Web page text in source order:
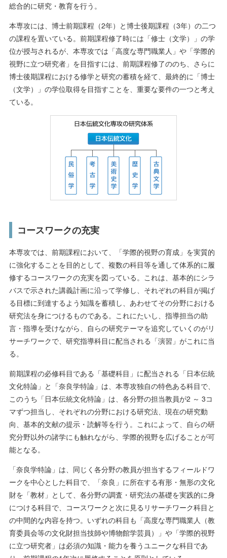
総合的に研究・教育を行う。
本専攻には、博士前期課程（2年）と博士後期課程（3年）の二つ
の課程を置いている。前期課程修了時には「修士（文学）」の学
位が授与されるが、本専攻では「高度な専門職業人」や「学際的
視野に立つ研究者」を目指すには、前期課程修了ののち、さらに
博士後期課程における修学と研究の蓄積を経て、最終的に「博士
（文学）」の学位取得を目指すことを、重要な要件の一つと考え
ている。
コースワークの充実
本専攻では、前期課程において、「学際的視野の育成」を実質的
に強化することを目的として、複数の科目等を通して体系的に履
修するコースワークの充実を図っている。これは、基本的にシラ
バスで示された講義計画に沿って学修し、それぞれの科目が掲げ
る目標に到達するよう知識を蓄積し、あわせてその分野における
研究法を身につけるものである。これにたいし、指導担当の助
言・指導を受けながら、自らの研究テーマを追究していくのがリ
サーチワークで、研究指導科目に配当される「演習」がこれに当
る。
前期課程の必修科目である「基礎科目」に配当される「日本伝統
文化特論」と「奈良学特論」は、本専攻独自の特色ある科目で、
このうち「日本伝統文化特論」は、各分野の担当教員が2 ～ 3コ
マずつ担当し、それぞれの分野における研究法、現在の研究動
向、基本的文献の提示・読解等を行う。これによって、自らの研
究分野以外の諸学にも触れながら、学際的視野を広げることが可
能となる。
「奈良学特論」は、同じく各分野の教員が担当するフィールドワ
ークを中心とした科目で、「奈良」に所在する有形・無形の文化
財を「教材」として、各分野の調査・研究法の基礎を実践的に身
につける科目で、コースワークと次に見るリサーチワーク科目と
の中間的な内容を持つ。いずれの科目も「高度な専門職業人（教
育委員会等の文化財担当技師や博物館学芸員）」や「学際的視野
に立つ研究者」は必須の知識・能力を養うユニークな科目であ